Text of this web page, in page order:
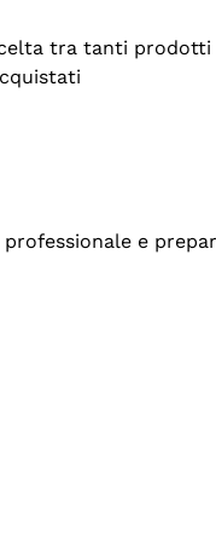
tra tanti prodotti
e